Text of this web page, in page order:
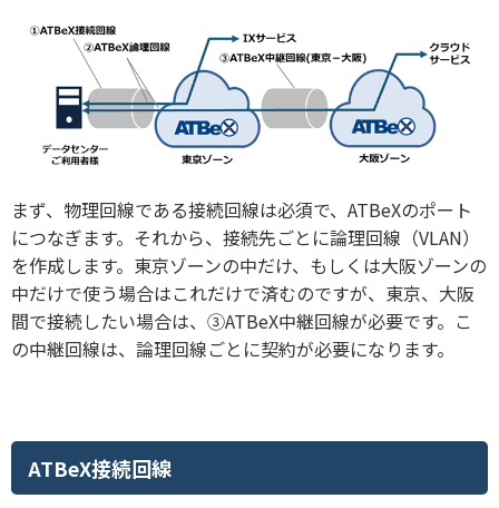
まず、物理回線である接続回線は必須で、ATBeXのポート
につなぎます。それから、接続先ごとに論理回線（VLAN）
を作成します。東京ゾーンの中だけ、もしくは大阪ゾーンの
中だけで使う場合はこれだけで済むのですが、東京、大阪
間で接続したい場合は、③ATBeX中継回線が必要です。こ
の中継回線は、論理回線ごとに契約が必要になります。
ATBeX接続回線